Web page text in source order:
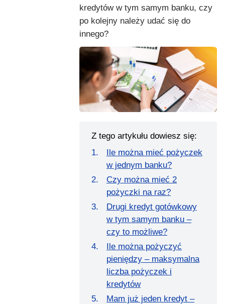
kredytów w tym samym banku, czy
po kolejny należy udać się do
innego?
Z tego artykułu dowiesz się:
Ile można mieć pożyczek
w jednym banku?
Czy można mieć 2
pożyczki na raz?
Drugi kredyt gotówkowy
w tym samym banku –
czy to możliwe?
Ile można pożyczyć
pieniędzy – maksymalna
liczba pożyczek i
kredytów
Mam już jeden kredyt –